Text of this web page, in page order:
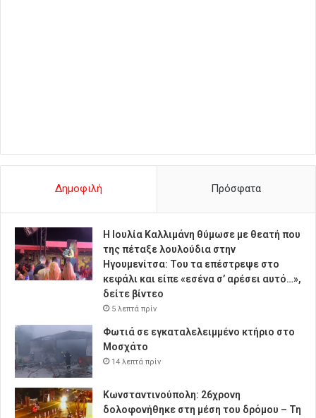
Δημοφιλή Πρόσφατα
Η Ιουλία Καλλιμάνη θύμωσε με θεατή που
της πέταξε λουλούδια στην
Ηγουμενίτσα: Του τα επέστρεψε στο
κεφάλι και είπε «εσένα σ’ αρέσει αυτό…»,
δείτε βίντεο
5 λεπτά πρίν
Φωτιά σε εγκαταλελειμμένο κτήριο στο
Μοσχάτο
14 λεπτά πρίν
Κωνσταντινούπολη: 26χρονη
δολοφονήθηκε στη μέση του δρόμου – Τη